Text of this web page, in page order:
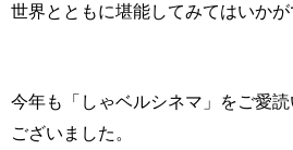
世界とともに堪能してみてはいかが
今年も「しゃベルシネマ」をご愛
ございました。